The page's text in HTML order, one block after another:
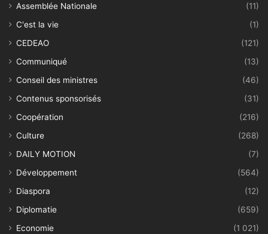
Assemblée Nationale
(11)
C'est la vie
(1)
CEDEAO
(121)
Communiqué
(13)
Conseil des ministres
(46)
Contenus sponsorisés
(31)
Coopération
(216)
Culture
(268)
DAILY MOTION
(7)
Développement
(564)
Diaspora
(12)
Diplomatie
(659)
Economie
(1 021)